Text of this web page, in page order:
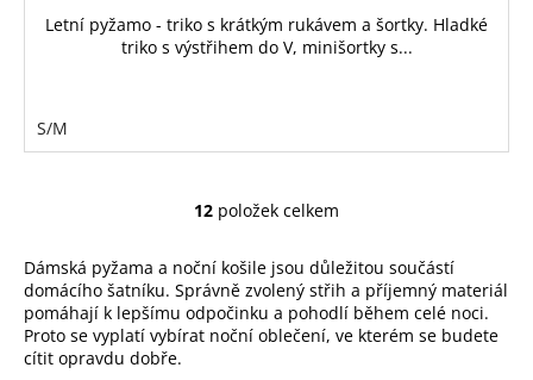
Letní pyžamo - triko s krátkým rukávem a šortky. Hladké
triko s výstřihem do V, minišortky s...
S/M
O
l
á
d
a
12 položek celkem
Dámská pyžama a noční košile jsou důležitou součástí
domácího šatníku. Správně zvolený střih a příjemný materiál
pomáhají k lepšímu odpočinku a pohodlí během celé noci.
Proto se vyplatí vybírat noční oblečení, ve kterém se budete
cítit opravdu dobře.